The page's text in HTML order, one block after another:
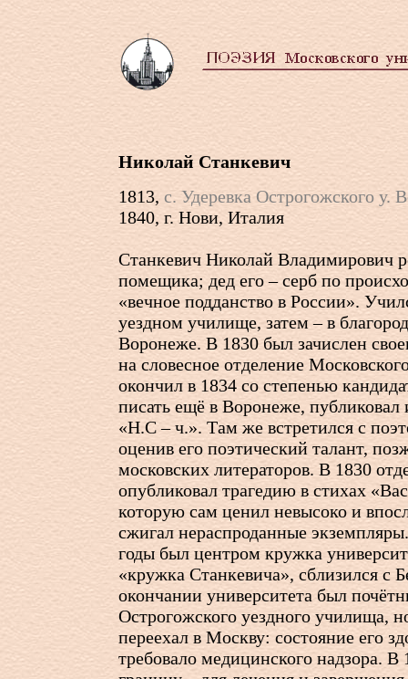
Николай Станкевич
1813, с. Удеревка Острогожского у.
1840, г. Нови, Италия
Станкевич Николай Владимирович
помещика; дед его – серб по
«вечное подданство в России».
уездном училище, затем – в
Воронеже. В 1830 был зачислен
на словесное отделение
окончил в 1834 со степенью
писать ещё в Воронеже,
«Н.С – ч.». Там же встретился с
оценив его поэтический талант,
московских литераторов. В 1830
опубликовал трагедию в стихах
которую сам ценил невысоко и
сжигал нераспроданные
годы был центром кружка
«кружка Станкевича», сблизился с
окончании университета был
Острогожского уездного училища,
переехал в Москву: соcтояние его
требовало медицинского надзора. В